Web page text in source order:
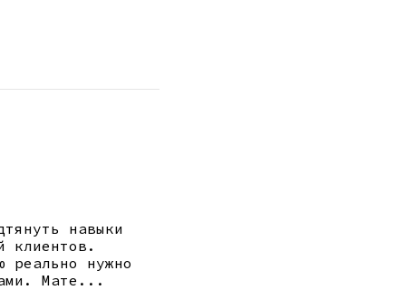
навыки
клиентов.
реально нужно
Мате ...